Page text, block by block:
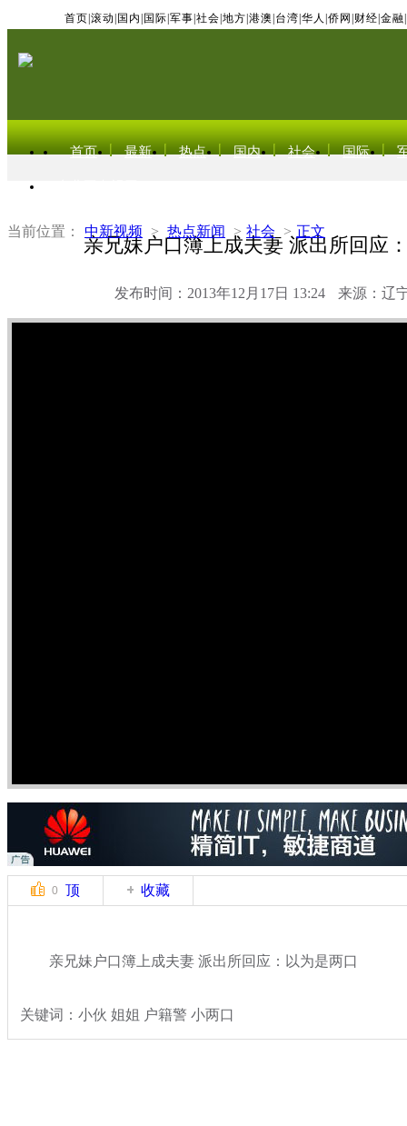
首页 滚动 国内 国际 军事 社会 地方 港澳 台湾 华人 侨网 财经 金融
首页 最新 热点 国内 社会 国际
当前位置： 中新视频 > 热点新闻 > 社会 > 正文
亲兄妹户口簿上成夫妻 派出所回应
发布时间：2013年12月17日 13:24 来源：辽
0 顶 收藏
亲兄妹户口簿上成夫妻 派出所回应：以为是两口
关键词：小伙 姐姐 户籍警 小两口